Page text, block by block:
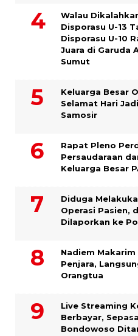
Walau
Disporasu U-13
Disporasu U-10
Juara di Garuda
Sumut
Keluarga Besar
Selamat Hari
Samosir
Rapat Pleno
Persaudaraan
Keluarga Besar
Diduga
Operasi Pasien,
Dilaporkan ke
​Nadiem
Penjara,
Orangtua
Live Streaming
Berbayar,
Bondowoso